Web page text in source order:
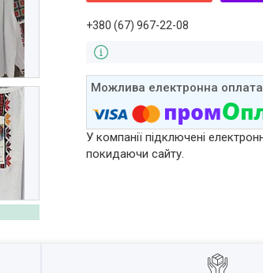
+380 (67) 967-22-08
У компанії підключені
покидаючи сайту.